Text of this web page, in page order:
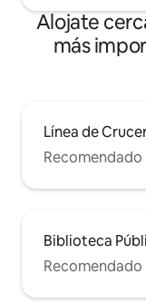
Alojate
más
Línea de
Biblioteca